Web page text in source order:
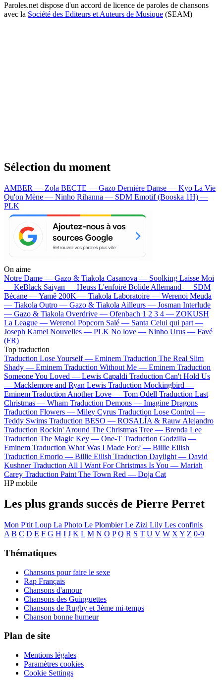
Paroles.net dispose d'un accord de licence de paroles de chansons
avec la Société des Editeurs et Auteurs de Musique (SEAM)
Sélection du moment
AMBER — Zola BECTE — Gazo Dernière Danse — Kyo La Vie
Qu'on Mène — Ninho Rihanna — SDM Emotif (Booska 1H) —
PLK
On aime
Notre Dame — Gazo & Tiakola Casanova — Soolking Laisse Moi
— KeBlack Saiyan — Heuss L'enfoiré Bolide Allemand — SDM
Bécane —Yamê 200K — Tiakola Laboratoire — Werenoi Meuda
— Tiakola Outro — Gazo & Tiakola Ailleurs — Josman Interlude
— Gazo & Tiakola Overdrive — Ofenbach 1 2 3 4 — ZOKUSH
La League — Werenoi Popcorn Salé — Santa Celui qui part —
Joseph Kamel Nouvelles — PLK No love — Ninho Urus — Favé
(FR)
Top traduction
Traduction Lose Yourself — Eminem Traduction The Real Slim
Shady — Eminem Traduction Without Me — Eminem Traduction
Someone You Loved — Lewis Capaldi Traduction Can't Hold Us
— Macklemore and Ryan Lewis Traduction Mockingbird —
Eminem Traduction Another Love — Tom Odell Traduction Last
Christmas — Wham Traduction Demons — Imagine Dragons
Traduction Flowers — Miley Cyrus Traduction Lose Control —
Teddy Swims Traduction BESO — ROSALÍA & Rauw Alejandro
Traduction Rockin' Around The Christmas Tree — Brenda Lee
Traduction The Magic Key — One-T Traduction Godzilla —
Eminem Traduction What Was I Made For? — Billie Eilish
Traduction Emorio — Billie Eilish Traduction Daylight — David
Kushner Traduction All I Want For Christmas Is You — Mariah
Carey Traduction Paint The Town Red — Doja Cat
HP mobile
Les plus grands succès de Pierre Perret
Mon P'tit Loup La Photo Le PlombierLe Zizi Lily Les confinis
A B C D E F G H I J K L M N O P Q R S T U V W X Y Z 0-9
Thématiques
Chansons pour faire le sexe
Rap Français
Chansons d'amour
Chansons des Guinguettes
Chansons de Rugby et 3ème mi-temps
Chanson bonne humeur
Plan de site
Mentions légales
Paramètres cookies
Cookie Settings